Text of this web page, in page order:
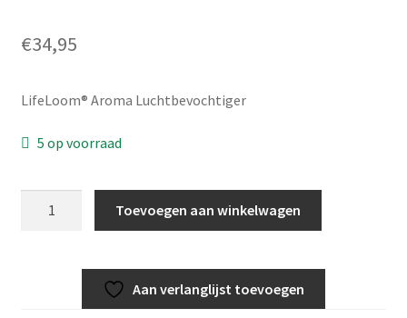
€34,95
LifeLoom® Aroma Luchtbevochtiger
5 op voorraad
Aromatherapie
Toevoegen aan winkelwagen
Aan verlanglijst toevoegen